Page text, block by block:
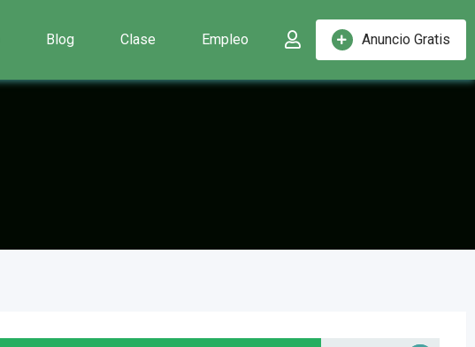
Anuncio Gratis
Blog Clase Empleo